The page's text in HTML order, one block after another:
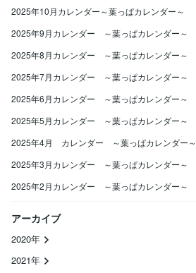
2025年10月カレンダー～葉っぱカレンダー～
2025年9月カレンダー ～葉っぱカレンダー～
2025年8月カレンダー ～葉っぱカレンダー～
2025年7月カレンダー ～葉っぱカレンダー～
2025年6月カレンダー ～葉っぱカレンダー～
2025年5月カレンダー ～葉っぱカレンダー～
2025年4月 カレンダー ～葉っぱカレンダー～
2025年3月カレンダー ～葉っぱカレンダー～
2025年2月カレンダー ～葉っぱカレンダー～
アーカイブ
2020年
2021年